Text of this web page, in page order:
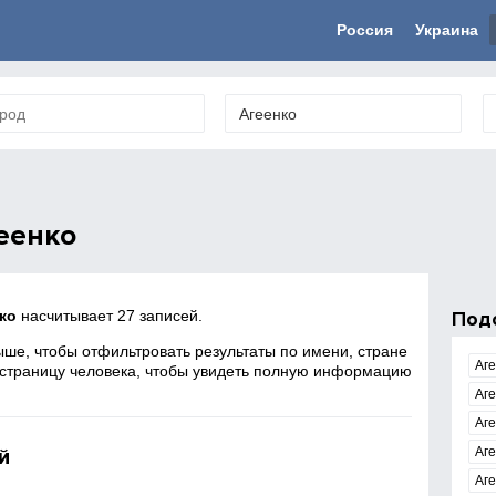
Россия Украина
насчитывает 27 записей.
чтобы отфильтровать результаты по имени, стране
человека, чтобы увидеть полную информацию